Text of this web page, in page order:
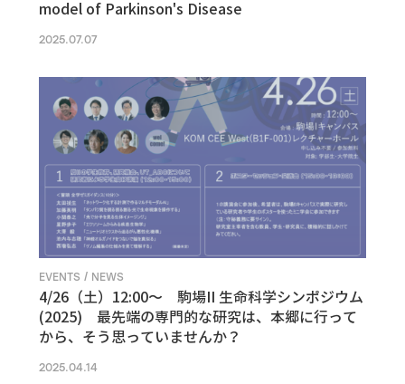
model of Parkinson's Disease
2025.07.07
EVENTS / NEWS
4/26（土）12:00〜 駒場II 生命科学シンポジウム
(2025) 最先端の専門的な研究は、本郷に行って
から、そう思っていませんか？
2025.04.14